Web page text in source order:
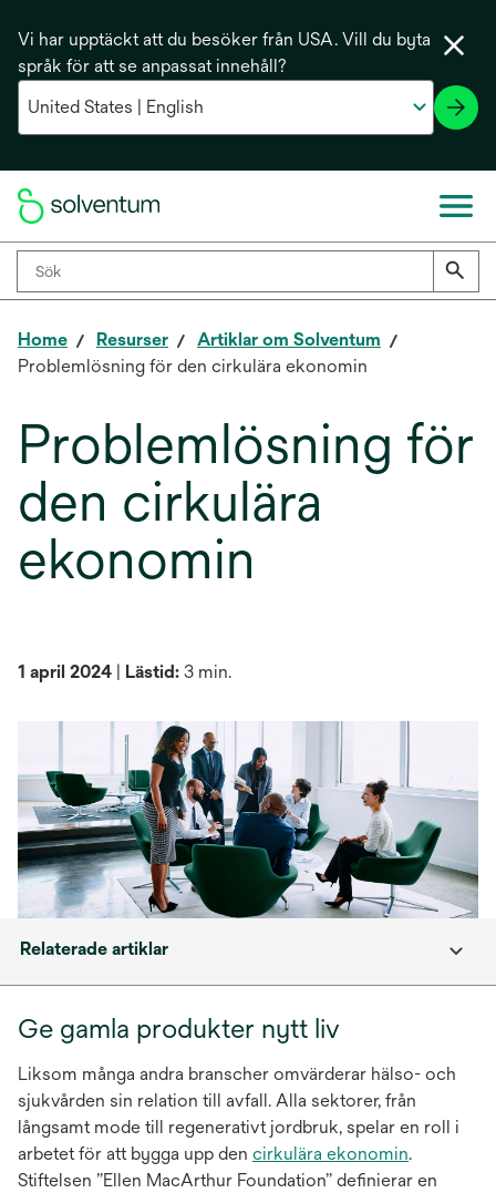
Vi har upptäckt att du besöker från USA. Vill du byta
språk för att se anpassat innehåll?
Home Resurser
Artiklar om Solventum
Problemlösning för den cirkulära ekonomin
Problemlösning för
den cirkulära
ekonomin
1 april 2024 | Lästid: 3 min.
Relaterade artiklar
Ge gamla produkter nytt liv
Liksom många andra branscher omvärderar hälso- och
sjukvården sin relation till avfall. Alla sektorer, från
långsamt mode till regenerativt jordbruk, spelar en roll i
arbetet för att bygga upp den cirkulära ekonomin.
Stiftelsen ”Ellen MacArthur Foundation” definierar en